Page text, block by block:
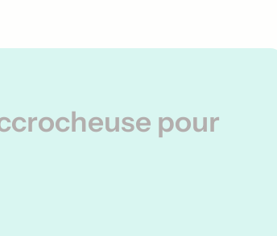
pour